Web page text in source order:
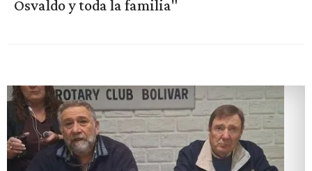
Osvaldo y toda la familia"